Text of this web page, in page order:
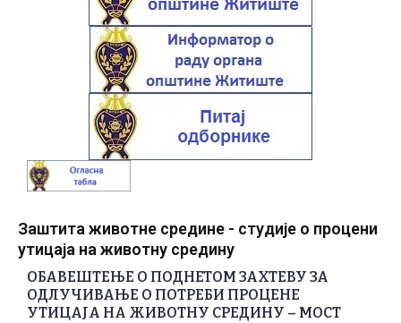
Заштита животне средине - студије о процени
утицаја на животну средину
ОБАВЕШТЕЊЕ О ПОДНЕТОМ ЗАХТЕВУ ЗА
ОДЛУЧИВАЊЕ О ПОТРЕБИ ПРОЦЕНЕ
УТИЦАЈА НА ЖИВОТНУ СРЕДИНУ – МОСТ